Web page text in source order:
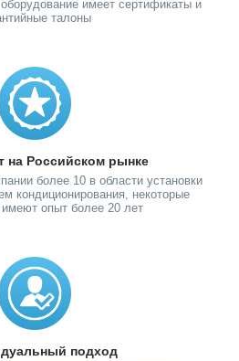
имеет сертификаты и
талоны
на Российском рынке
более 10 в области установки
кондиционирования, некоторые
опыт более 20 лет
подход